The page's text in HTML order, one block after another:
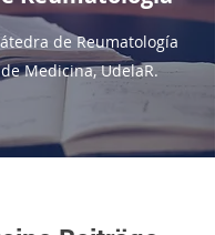
de Reumatología
Medicina, UdelaR.